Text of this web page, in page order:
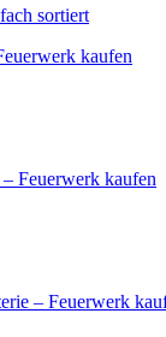
sortiert
kaufen
Feuerwerk kaufen
– Feuerwerk